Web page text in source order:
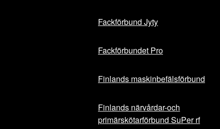
Fackförbund Jyty
Fackförbundet Pro
Finlands maskinbefälsförbund
Finlands närvårdar-och
primärskötarförbund SuPer rf